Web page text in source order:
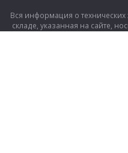
Вся информация о технических
складе, указанная на сайте,